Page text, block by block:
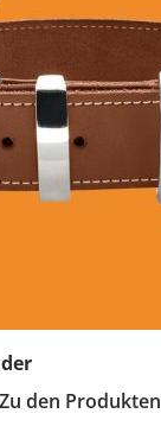
Zu den Produkten